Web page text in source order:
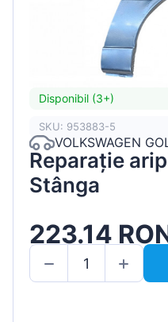
Disponibil (3+)
SKU: 953883-5
VOLKSWAGEN
Reparație
Stânga
223.14